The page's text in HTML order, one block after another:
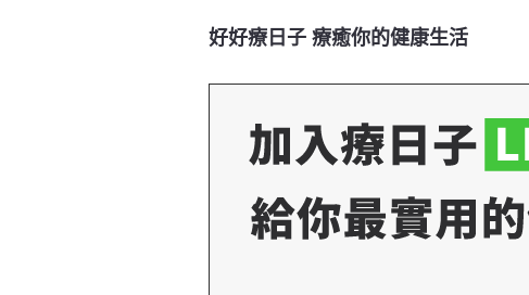
好好療日子 療癒你的健康生活